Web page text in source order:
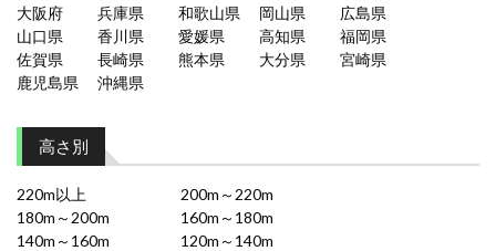
大阪府
兵庫県 和歌山県 岡山県
広島県
山口県
香川県 愛媛県 高知県
福岡県
佐賀県
長崎県 熊本県 大分県
宮崎県
鹿児島県
沖縄県
高さ別
220m以上
200m～220m
180m～200m
160m～180m
140m～160m
120m～140m